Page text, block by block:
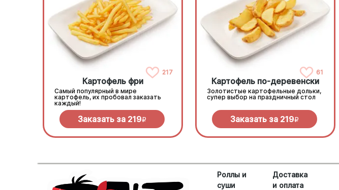
217
Картофель фри
Самый популярный в мире
картофель, их пробовал заказать
каждый!
Заказать за 219R
61
Картофель по-деревенски
Золотистые картофельные дольки,
супер выбор на праздничный стол
Заказать за 219R
Роллы и
суши
Доставка
и оплата